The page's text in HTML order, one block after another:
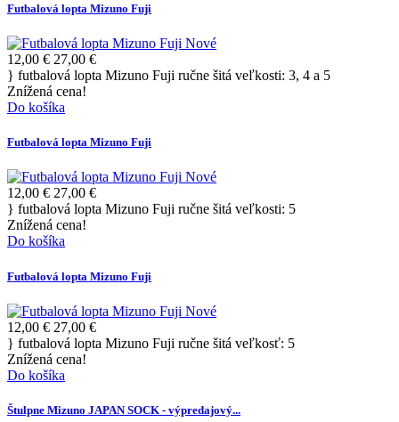
Futbalová lopta Mizuno Fuji
Nové
12,00 € 27,00 €
} futbalová lopta Mizuno Fuji ručne šitá veľkosti: 3, 4 a 5
Znížená cena!
Do košíka
Futbalová lopta Mizuno Fuji
Nové
12,00 € 27,00 €
} futbalová lopta Mizuno Fuji ručne šitá veľkosti: 5
Znížená cena!
Do košíka
Futbalová lopta Mizuno Fuji
Nové
12,00 € 27,00 €
} futbalová lopta Mizuno Fuji ručne šitá veľkosť: 5
Znížená cena!
Do košíka
Štulpne Mizuno JAPAN SOCK - výpredajový...